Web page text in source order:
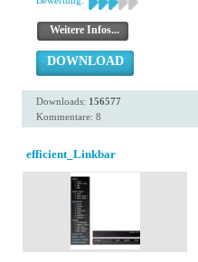
Weitere Infos...
DOWNLOAD
Downloads: 156577
Kommentare: 8
efficient_Linkbar